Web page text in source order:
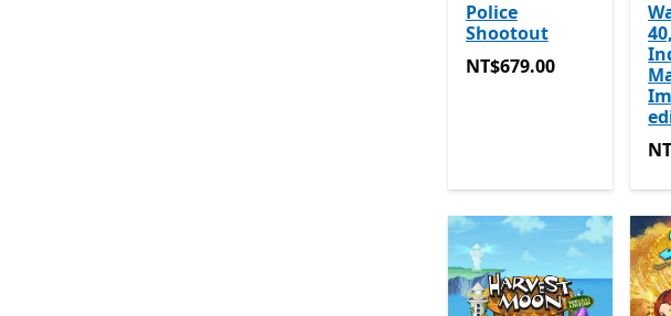
Police
Shootout
NT$679.00
NT$679.00